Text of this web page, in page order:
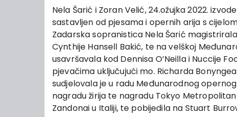
Nela Šarić i Zoran Velić, 24.ožujka 2022.
sastavljen od pjesama i opernih arija s
Zadarska sopranistica Nela Šarić
Cynthije Hansell Bakić, te na velškoj
usavršavala kod Dennisa O’Neilla i Nuccije
pjevačima uključujući mo. Richarda
sudjelovala je u radu Međunarodnog
nagradu žirija te nagradu Tokyo
Zandonai u Italiji, te pobijedila na Stuart